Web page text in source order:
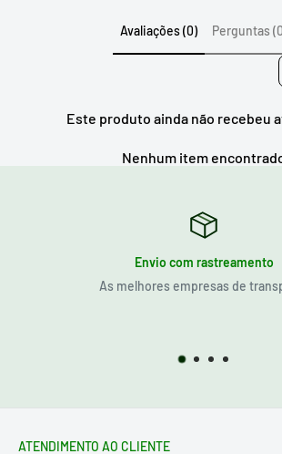
Avaliações (0) Perguntas
Este produto ainda não recebeu
Nenhum item
Envio com rastreamento
As melhores empresas de
ATENDIMENTO AO CLIENTE